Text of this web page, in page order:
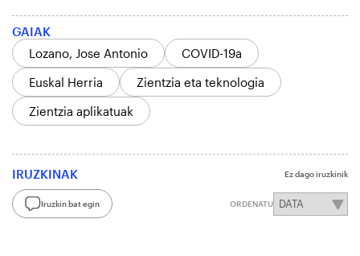
GAIAK
Lozano, Jose Antonio
COVID-19a
Euskal Herria
Zientzia eta teknologia
Zientzia aplikatuak
IRUZKINAK Ez dago iruzkinik
Iruzkin bat egin ORDENATU